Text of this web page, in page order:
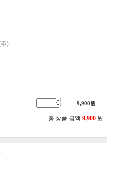
)
9,900원
총 상품 금액 9,900 원